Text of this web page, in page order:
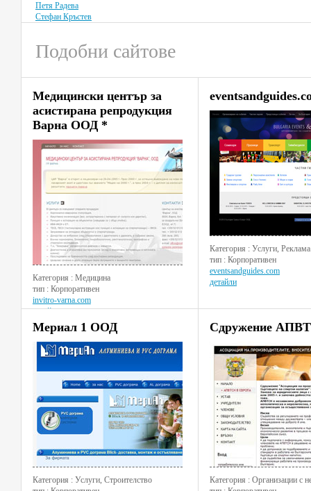
Петя Радева
Стефан Кръстев
Подобни сайтове
Медицински център за
асистирана репродукция
Варна ООД *
Категория : Медицина
тип : Корпоративен
invitro-varna.com
детайли
Категория : Услуги, Реклама
тип : Корпоративен
eventsandguides.com
детайли
Мериал 1 ООД
Категория : Услуги, Строителство
Сдружение
Категория : Организации с